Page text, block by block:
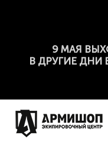
9 МАЯ
В ДРУГИЕ ДНИ